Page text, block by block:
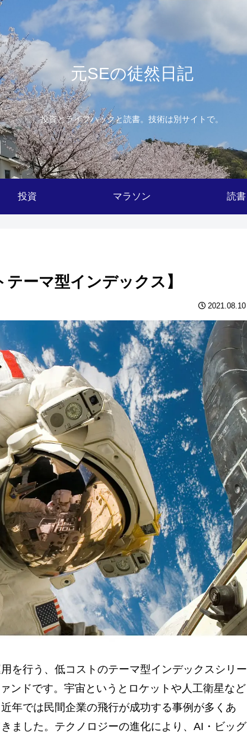
元SEの徒然日記
投資とライフハックと読書。技術は別サイトで。
投資 マラソン 読書
ーマ型インデックス】
2021.08.10
を行う、低コストのテーマ型インデックスシリー
ンドです。宇宙というとロケットや人工衛星など
年では民間企業の飛行が成功する事例が多くあ
ました。テクノロジーの進化により、AI・ビッグ